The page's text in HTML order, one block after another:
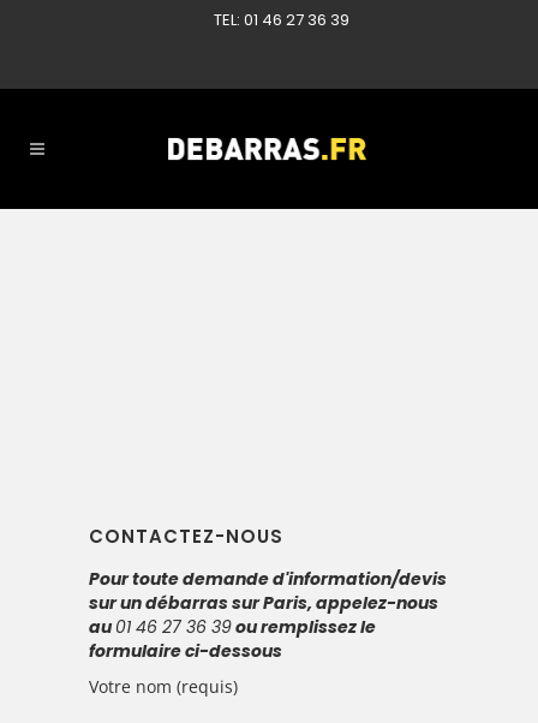
TEL: 01 46 27 36 39
CONTACTEZ-NOUS
Pour toute demande d'information/devis
sur un débarras sur Paris, appelez-nous
au01 46 27 36 39ou remplissez le
formulaire ci-dessous
Votre nom (requis)